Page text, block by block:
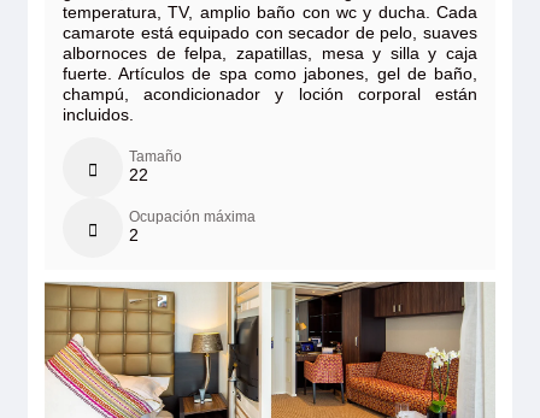
temperatura, TV, amplio baño con wc y ducha. Cada
camarote está equipado con secador de pelo, suaves
albornoces de felpa, zapatillas, mesa y silla y caja
fuerte. Artículos de spa como jabones, gel de baño,
champú, acondicionador y loción corporal están
incluidos.
Tamaño
22
Ocupación máxima
2